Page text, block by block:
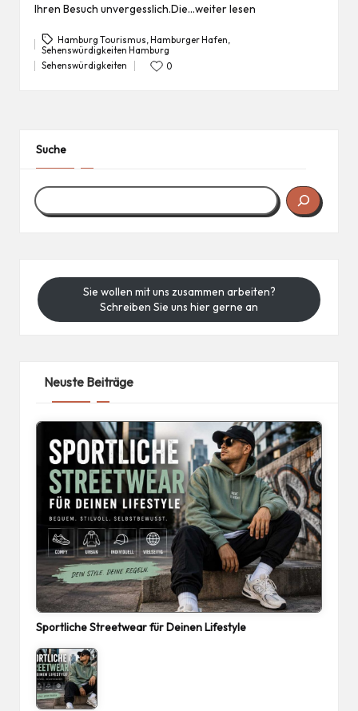
Ihren Besuch unvergesslich.Die…weiter lesen
Tags:
Hamburg Tourismus ,Hamburger Hafen
Sehenswürdigkeiten Hamburg
Posted
Sehenswürdigkeiten 0
Suche
Sie wollen mit uns zusammen arbeiten?
Schreiben Sie uns hier gerne an
Neuste Beiträge
Sportliche Streetwear für Deinen Lifestyle